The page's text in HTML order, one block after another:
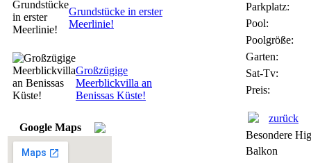
Grundstücke in erster
Meerlinie!
Großzügige
Meerblickvilla an
Benissas Küste!
Google Maps
Parkplatz:
Pool:
Poolgröße:
Garten:
Sat-Tv:
Preis:
zurück
Besondere
Balkon